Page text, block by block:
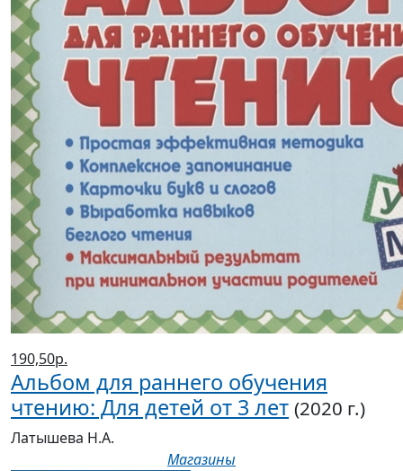
190,50р.
Альбом для раннего обучения
чтению: Для детей от 3 лет (2020 г.)
Латышева Н.А.
Магазины